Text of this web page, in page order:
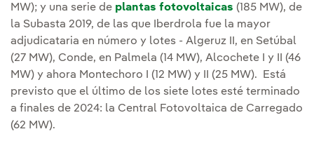
MW); y una serie de plantas fotovoltaicas (185 MW), de
la Subasta 2019, de las que Iberdrola fue la mayor
adjudicataria en número y lotes - Algeruz II, en Setúbal
(27 MW), Conde, en Palmela (14 MW), Alcochete I y II (46
MW) y ahora Montechoro I (12 MW) y II (25 MW). Está
previsto que el último de los siete lotes esté terminado
a finales de 2024: la Central Fotovoltaica de Carregado
(62 MW).